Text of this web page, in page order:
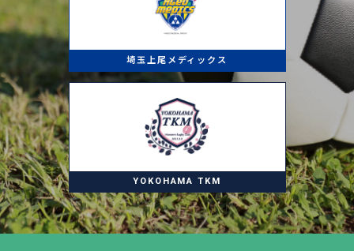
埼玉上尾メディックス
YOKOHAMA TKM